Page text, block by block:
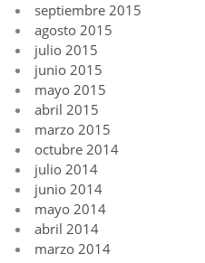
septiembre 2015
agosto 2015
julio 2015
junio 2015
mayo 2015
abril 2015
marzo 2015
octubre 2014
julio 2014
junio 2014
mayo 2014
abril 2014
marzo 2014